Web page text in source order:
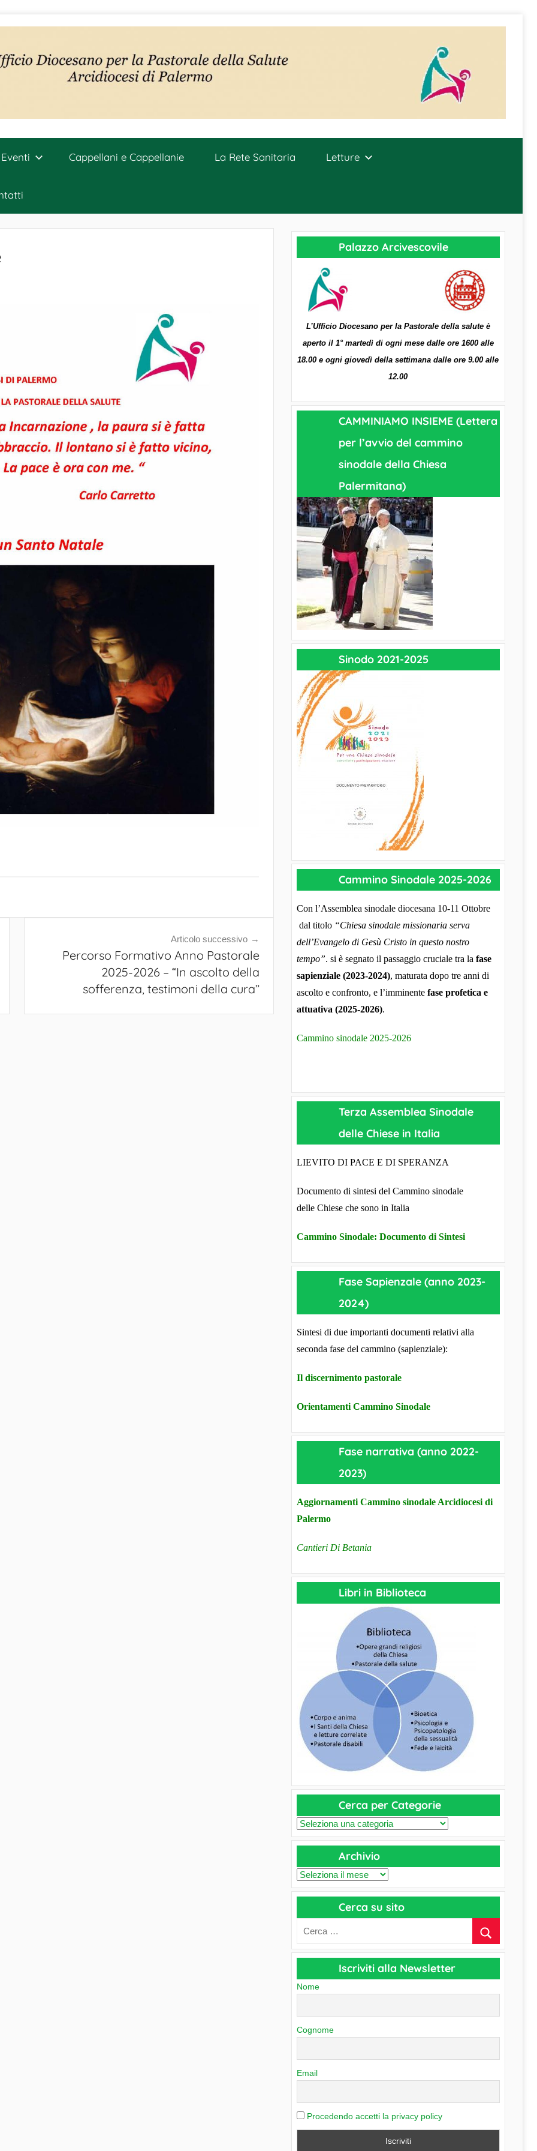
Eventi Cappellani e Cappellanie La Rete Sanitaria Letture
Articolo successivo
Percorso Formativo Anno Pastorale
2025-2026 – “In ascolto della
sofferenza, testimoni della cura”
Palazzo Arcivescovile
L’Ufficio Diocesano per la Pastorale della salute è
aperto il 1° martedì di ogni mese dalle ore 1600 alle
18.00 e ogni giovedì della settimana dalle ore 9.00 alle
12.00
CAMMINIAMO INSIEME (Lettera
per l’avvio del cammino
sinodale della Chiesa
Palermitana)
Sinodo 2021-2025
Cammino Sinodale 2025-2026
Con l’Assemblea sinodale diocesana 10-11 Ottobre
dal titolo “Chiesa sinodale missionaria serva
dell’Evangelo di Gesù Cristo in questo nostro
tempo”. si è segnato il passaggio cruciale tra la fase
sapienziale (2023-2024), maturata dopo tre anni di
ascolto e confronto, e l’imminente fase profetica e
attuativa (2025-2026).
Cammino sinodale 2025-2026
Terza Assemblea Sinodale
delle Chiese in Italia
LIEVITO DI PACE E DI SPERANZA
Documento di sintesi del Cammino sinodale
delle Chiese che sono in Italia
Cammino Sinodale: Documento di Sintesi
Fase Sapienzale (anno 2023-
2024)
Sintesi di due importanti documenti relativi alla
seconda fase del cammino (sapienziale):
Il discernimento pastorale
Orientamenti Cammino Sinodale
Fase narrativa (anno 2022-
2023)
Aggiornamenti Cammino sinodale Arcidiocesi di
Palermo
Cantieri Di Betania
Libri in Biblioteca
Cerca per Categorie
C
e
c
a
e
C
t
e
o
i
e
Archivio
A
r
h
v
o
Cerca su sito
Iscriviti alla Newsletter
Nome
Cognome
Email
Procedendo accetti la privacy policy